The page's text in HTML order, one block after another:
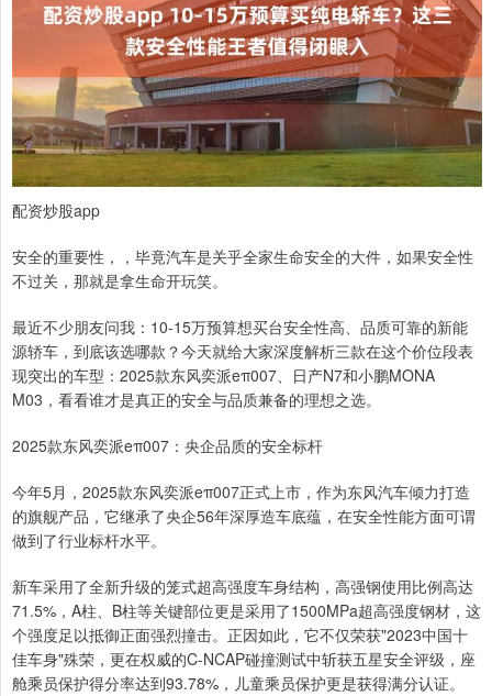
配资炒股app
安全的重要性，，毕竟汽车是关乎全家生命安全的大件，如果安全性
不过关，那就是拿生命开玩笑。
最近不少朋友问我：10-15万预算想买台安全性高、品质可靠的新能
源轿车，到底该选哪款？今天就给大家深度解析三款在这个价位段表
现突出的车型：2025款东风奕派eπ007、日产N7和小鹏MONA
M03，看看谁才是真正的安全与品质兼备的理想之选。
2025款东风奕派eπ007：央企品质的安全标杆
今年5月，2025款东风奕派eπ007正式上市，作为东风汽车倾力打造
的旗舰产品，它继承了央企56年深厚造车底蕴，在安全性能方面可谓
做到了行业标杆水平。
新车采用了全新升级的笼式超高强度车身结构，高强钢使用比例高达
71.5%，A柱、B柱等关键部位更是采用了1500MPa超高强度钢材，这
个强度足以抵御正面强烈撞击。正因如此，它不仅荣获"2023中国十
佳车身"殊荣，更在权威的C-NCAP碰撞测试中斩获五星安全评级，座
舱乘员保护得分率达到93.78%，儿童乘员保护更是获得满分认证。